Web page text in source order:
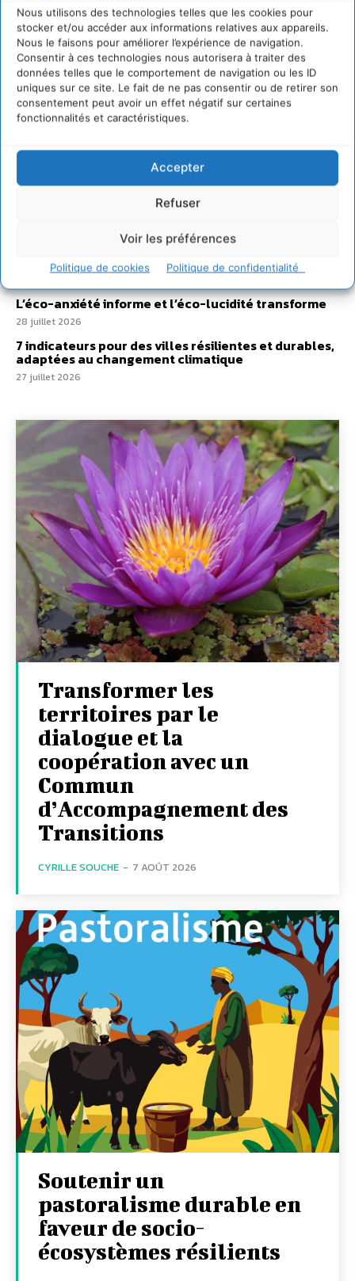
Nous utilisons des technologies telles que les cookies pour
stocker et/ou accéder aux informations relatives aux appareils.
Nous le faisons pour améliorer l’expérience de navigation.
Consentir à ces technologies nous autorisera à traiter des
données telles que le comportement de navigation ou les ID
uniques sur ce site. Le fait de ne pas consentir ou de retirer son
consentement peut avoir un effet négatif sur certaines
fonctionnalités et caractéristiques.
Accepter
Refuser
Voir les préférences
Politique de cookies Politique de confidentialité
Sur Cdurable
Comment le sol français a perdu sa mémoire
2 août 2026
Développer notre attention aux espèces vivantes
non humaines avec les communs de Zoepolis
Un kit citoyen pour lever les freins au
développement des forêts comestibles dans nos
L’éco-anxiété informe et l’éco-lucidité transforme
28 juillet 2026
7 indicateurs pour des villes résilientes et durables,
adaptées au changement climatique
27 juillet 2026
Transformer les
territoires par le
dialogue et la
coopération avec un
Commun
d’Accompagnement des
Transitions
CYRILLE SOUCHE - 7 AOÛT 2026
Soutenir un
pastoralisme durable en
faveur de socio-
écosystèmes résilients